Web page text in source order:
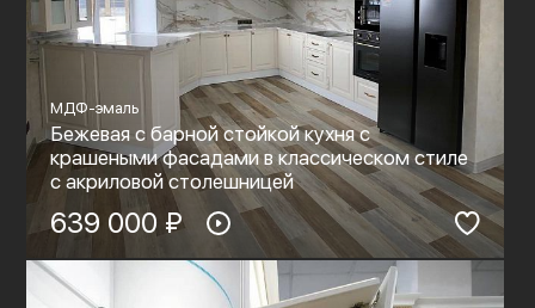
МДФ-эмаль
Бежевая с барной стойкой кухня с
крашеными фасадами в классическом стиле
c акриловой столешницей
639 000 ₽